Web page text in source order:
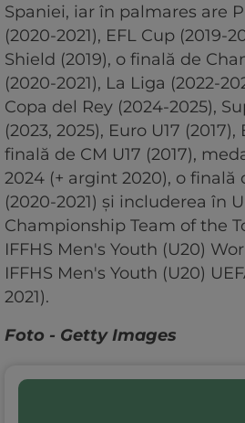
Spaniei, iar în palmares are
(2020-2021), EFL Cup (2019-
Shield (2019), o finală de
(2020-2021), La Liga (2022-
Copa del Rey (2024-2025),
(2023, 2025), Euro U17 (2017),
finală de CM U17 (2017),
2024 (+ argint 2020), o finală
(2020-2021) și includerea în
Championship Team of the
IFFHS Men's Youth (U20)
IFFHS Men's Youth (U20)
2021).
Foto - Getty Images